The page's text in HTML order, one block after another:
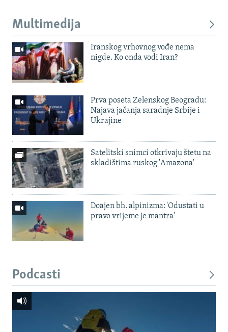
Multimedija
Iranskog vrhovnog vođe nema
nigde. Ko onda vodi Iran?
Prva poseta Zelenskog Beogradu:
Najava jačanja saradnje Srbije i
Ukrajine
Satelitski snimci otkrivaju štetu na
skladištima ruskog 'Amazona'
Doajen bh. alpinizma: 'Odustati u
pravo vrijeme je mantra'
Podcasti